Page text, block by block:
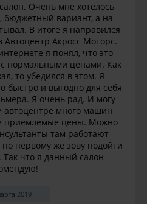
Очень мне хотелось
бюджетный вариант, а на
В итоге я направился
Автоцентр Акросс Моторс.
я понял, что это
нормальными ценами. Как
то убедился в этом. Я
быстро и выгодно для себя
Я очень рад. И могу
автоцентре много машин
приемлемые цены. Можно
там работают
первому же зову подойти
что я данный салон
2019